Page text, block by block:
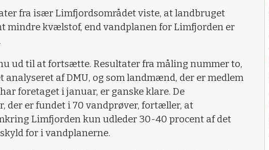
fra især Limfjordsområdet viste, at landbruget
mindre kvælstof, end vandplanen for Limfjorden er
ud til at fortsætte. Resultater fra måling nummer to,
analyseret af DMU, og som landmænd, der er medlem
foretaget i januar, er ganske klare. De
der er fundet i 70 vandprøver, fortæller, at
Limfjorden kun udleder 30-40 procent af det
for i vandplanerne.